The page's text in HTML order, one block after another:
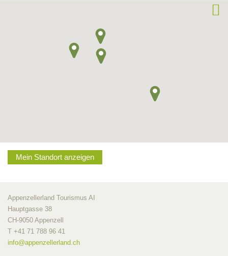
Mein Standort anzeigen
Appenzellerland Tourismus AI
Hauptgasse 38
CH-9050 Appenzell
T +41 71 788 96 41
info@appenzellerland.ch